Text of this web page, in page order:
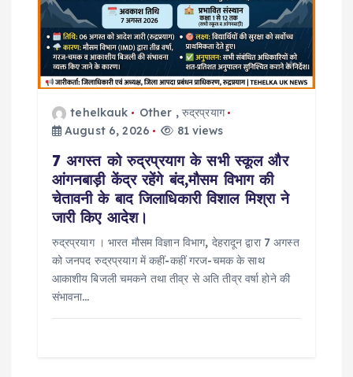
tehelkauk Other , रुद्रप्रयाग
August 6, 2026
81 views
7 अगस्त को रुद्रप्रयाग के सभी स्कूल और
आंगनबाड़ी केंद्र रहेंगे बंद,मौसम विभाग की
चेतावनी के बाद जिलाधिकारी विशाल मिश्रा ने
जारी किए आदेश।
रुद्रप्रयाग । भारत मौसम विज्ञान विभाग, देहरादून द्वारा 7 अगस्त
को जनपद रुद्रप्रयाग में कहीं-कहीं गरज-चमक के साथ
आकाशीय बिजली चमकने तथा तीव्र से अति तीव्र वर्षा होने की
संभावना…